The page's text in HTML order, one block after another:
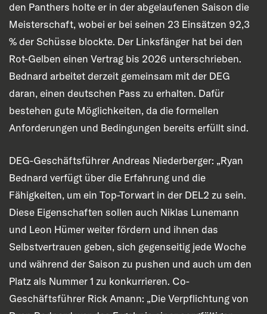
den Panthers holte er in der abgelaufenen Saison die
Meisterschaft, wobei er bei seinen 23 Einsätzen 92,3
% der Schüsse blockte. Der Linksfänger hat bei den
Rot-Gelben einen Vertrag bis 2026 unterschrieben.
Bednard arbeitet derzeit gemeinsam mit der DEG
daran, einen deutschen Pass zu erhalten. Dafür
bestehen gute Möglichkeiten, da die formellen
Anforderungen und Bedingungen bereits erfüllt sind.
DEG-Geschäftsführer Andreas Niederberger: „Ryan
Bednard verfügt über die Erfahrung und die
Fähigkeiten, um ein Top-Torwart in der DEL2 zu sein.
Diese Eigenschaften sollen auch Niklas Lunemann
und Leon Hümer weiter fördern und ihnen das
Selbstvertrauen geben, sich gegenseitig jede Woche
und während der Saison zu pushen und auch um den
Platz als Nummer 1 zu konkurrieren. Co-
Geschäftsführer Rick Amann: „Die Verpflichtung von